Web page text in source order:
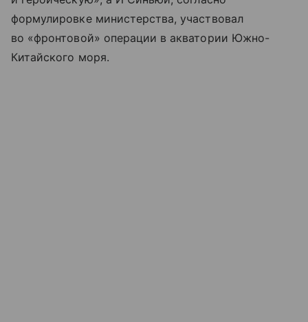
формулировке министерства, участвовал
во «фронтовой» операции в акватории Южно-
Китайского моря.